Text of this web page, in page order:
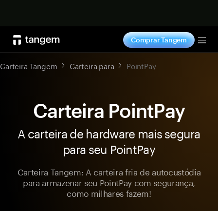
Comprar Tangem
Carteira Tangem Carteira para PointPay
Carteira PointPay
A carteira de hardware mais segura
para seu PointPay
Carteira Tangem: A carteira fria de autocustódia
para armazenar seu PointPay com segurança,
como milhares fazem!